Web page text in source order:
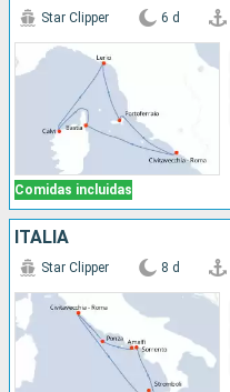
Comidas incluidas
Star Clipper 6 d
ITALIA
Star Clipper 8 d